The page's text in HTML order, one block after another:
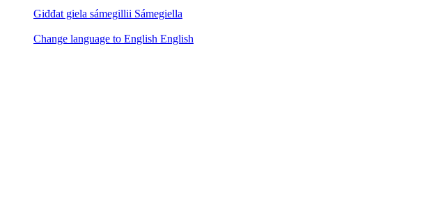
Giđđat giela sámegillii Sámegiella
Change language to English English